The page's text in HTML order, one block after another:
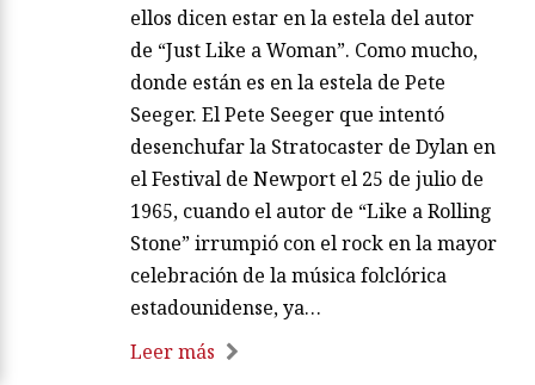
ellos dicen estar en la estela del autor
de “Just Like a Woman”. Como mucho,
donde están es en la estela de Pete
Seeger. El Pete Seeger que intentó
desenchufar la Stratocaster de Dylan en
el Festival de Newport el 25 de julio de
1965, cuando el autor de “Like a Rolling
Stone” irrumpió con el rock en la mayor
celebración de la música folclórica
estadounidense, ya…
Leer más